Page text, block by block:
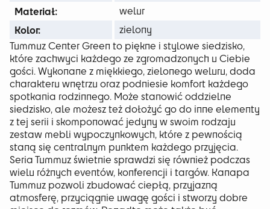
Materiał: welur
Kolor:
zielony
Tummuz Center Green to piękne i stylowe siedzisko,
które zachwyci każdego ze zgromadzonych u Ciebie
gości. Wykonane z miękkiego, zielonego weluru, doda
charakteru wnętrzu oraz podniesie komfort każdego
spotkania rodzinnego. Może stanowić oddzielne
siedzisko, ale możesz też dołożyć go do inne elementy
z tej serii i skomponować jedyny w swoim rodzaju
zestaw mebli wypoczynkowych, które z pewnością
staną się centralnym punktem każdego przyjęcia.
Seria Tummuz świetnie sprawdzi się również podczas
wielu różnych eventów, konferencji i targów. Kanapa
Tummuz pozwoli zbudować ciepłą, przyjazną
atmosferę, przyciągnie uwagę gości i stworzy dobre